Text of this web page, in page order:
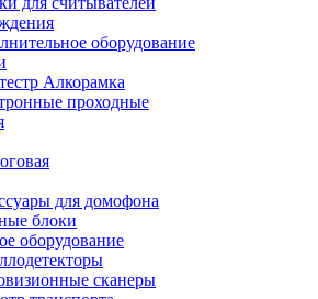
оборудование
Алкорамка
проходные
для домофона
блоки
оборудование
сканеры